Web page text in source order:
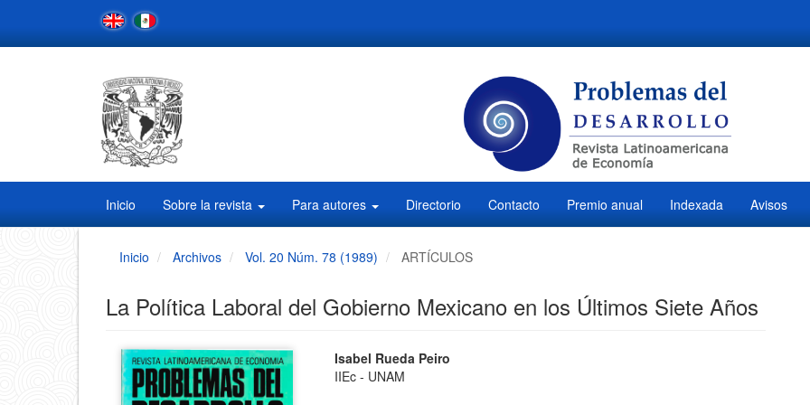
Contenido
Inicio Sobre la revista Para autores Directorio Contacto Premio anual Indexada Avisos
Inicio Archivos Vol. 20 Núm. 78 (1989) ARTÍCULOS
La Política Laboral del Gobierno Mexicano en los Últimos Siete Años
Barra
Contenido
Isabel Rueda Peiro
IIEc - UNAM